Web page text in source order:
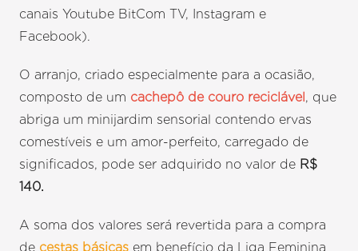
canais Youtube BitCom TV, Instagram e
Facebook).
O arranjo, criado especialmente para a ocasião,
composto de um cachepô de couro reciclável, que
abriga um minijardim sensorial contendo ervas
comestíveis e um amor-perfeito, carregado de
significados, pode ser adquirido no valor de R$
140.
A soma dos valores será revertida para a compra
de cestas básicas em benefício da Liga Feminina